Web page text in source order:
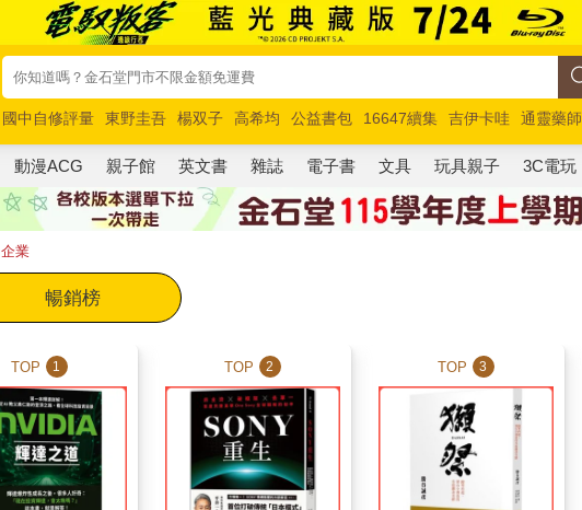
國中自修評量 東野圭吾 楊双子 高希均 公益書包 16647續集 吉伊卡哇
通靈藥師
唯紅花綻放
奧德賽 路邊攤新作 馬斯克 玩具總動員5 超慢跑
動漫ACG 親子館 英文書 雜誌 電子書 文具 玩具親子 3C電玩
企業
暢銷榜
TOP 1 TOP 2 TOP 3